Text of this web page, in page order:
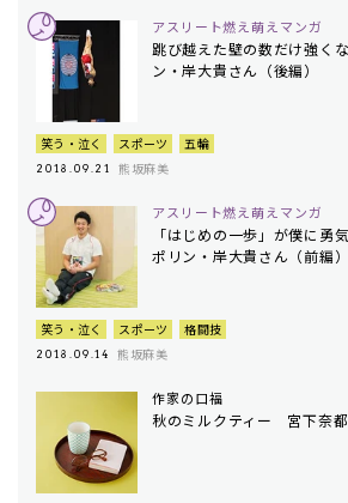
アスリート燃え萌えマンガ
跳び越えた壁の数だけ強く
ン・岸大貴さん（後編）
笑う・泣く スポーツ 五輪
2018.09.21 熊坂麻美
アスリート燃え萌えマンガ
「はじめの一歩」が僕に
ポリン・岸大貴さん（前編）
笑う・泣く スポーツ 格闘技
2018.09.14 熊坂麻美
作家の口福
秋のミルクティー 宮下奈都